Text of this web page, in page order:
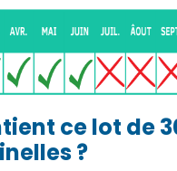
ce lot de
?